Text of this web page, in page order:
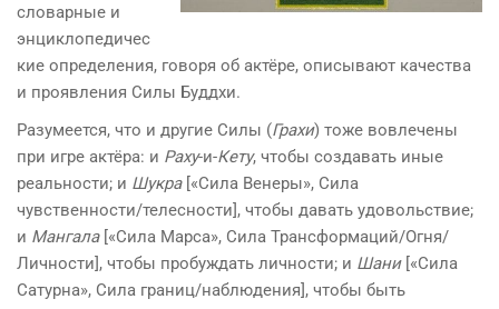
словарные и
энциклопедичес
кие определения, говоря об актёре, описывают качества
и проявления Силы Буддхи.
Разумеется, что и другие Силы (Грахи) тоже вовлечены
при игре актёра: и Раху-и-Кету, чтобы создавать иные
реальности; и Шукра[«Сила Венеры», Сила
чувственности/телесности], чтобы давать удовольствие;
и Мангала[«Сила Марса», Сила Трансформаций/Огня/
Личности], чтобы пробуждать личности; и Шани[«Сила
Сатурна», Сила границ/наблюдения], чтобы быть